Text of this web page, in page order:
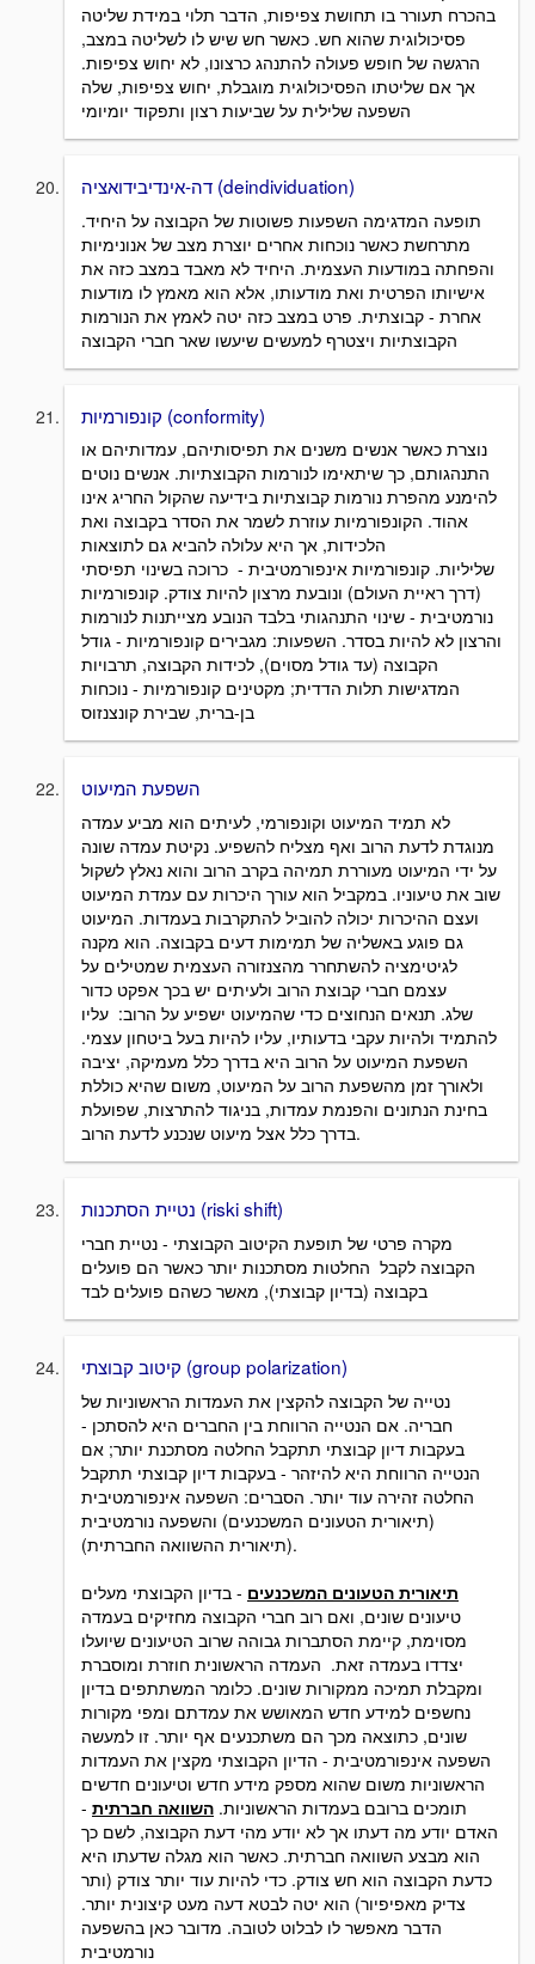
בהכרח תעורר בו תחושת צפיפות, הדבר תלוי במידת שליטה
פסיכולוגית שהוא חש. כאשר חש שיש לו לשליטה במצב,
הרגשה של חופש פעולה להתנהג כרצונו, לא יחוש צפיפות.
אך אם שליטתו הפסיכולוגית מוגבלת, יחוש צפיפות, שלה
השפעה שלילית על שביעות רצון ותפקוד יומיומי
דה-אינדיבידואציה (deindividuation)
תופעה המדגימה השפעות פשוטות של הקבוצה על היחיד.
מתרחשת כאשר נוכחות אחרים יוצרת מצב של אנונימיות
והפחתה במודעות העצמית. היחיד לא מאבד במצב כזה את
אישיותו הפרטית ואת מודעותו, אלא הוא מאמץ לו מודעות
אחרת - קבוצתית. פרט במצב כזה יטה לאמץ את הנורמות
הקבוצתיות ויצטרף למעשים שיעשו שאר חברי הקבוצה
קונפורמיות (conformity)
נוצרת כאשר אנשים משנים את תפיסותיהם, עמדותיהם או
התנהגותם, כך שיתאימו לנורמות הקבוצתיות. אנשים נוטים
להימנע מהפרת נורמות קבוצתיות בידיעה שהקול החריג אינו
אהוד. הקונפורמיות עוזרת לשמר את הסדר בקבוצה ואת
הלכידות, אך היא עלולה להביא גם לתוצאות
שליליות. קונפורמיות אינפורמטיבית - כרוכה בשינוי תפיסתי
(דרך ראיית העולם) ונובעת מרצון להיות צודק. קונפורמיות
נורמטיבית - שינוי התנהגותי בלבד הנובע מצייתנות לנורמות
והרצון לא להיות בסדר. השפעות: מגבירים קונפורמיות - גודל
הקבוצה (עד גודל מסוים), לכידות הקבוצה, תרבויות
המדגישות תלות הדדית; מקטינים קונפורמיות - נוכחות
בן-ברית, שבירת קונצנזוס
השפעת המיעוט
לא תמיד המיעוט וקונפורמי, לעיתים הוא מביע עמדה
מנוגדת לדעת הרוב ואף מצליח להשפיע. נקיטת עמדה שונה
על ידי המיעוט מעוררת תמיהה בקרב הרוב והוא נאלץ לשקול
שוב את טיעוניו. במקביל הוא עורך היכרות עם עמדת המיעוט
ועצם ההיכרות יכולה להוביל להתקרבות בעמדות. המיעוט
גם פוגע באשליה של תמימות דעים בקבוצה. הוא מקנה
לגיטימציה להשתחרר מהצנזורה העצמית שמטילים על
עצמם חברי קבוצת הרוב ולעיתים יש בכך אפקט כדור
שלג. תנאים הנחוצים כדי שהמיעוט ישפיע על הרוב: עליו
להתמיד ולהיות עקבי בדעותיו, עליו להיות בעל ביטחון עצמי.
השפעת המיעוט על הרוב היא בדרך כלל מעמיקה, יציבה
ולאורך זמן מהשפעת הרוב על המיעוט, משום שהיא כוללת
בחינת הנתונים והפנמת עמדות, בניגוד להתרצות, שפועלת
בדרך כלל אצל מיעוט שנכנע לדעת הרוב.
נטיית הסתכנות (riski shift)
מקרה פרטי של תופעת הקיטוב הקבוצתי - נטיית חברי
הקבוצה לקבל החלטות מסתכנות יותר כאשר הם פועלים
בקבוצה (בדיון קבוצתי), מאשר כשהם פועלים לבד
קיטוב קבוצתי (group polarization)
נטייה של הקבוצה להקצין את העמדות הראשוניות של
חבריה. אם הנטייה הרווחת בין החברים היא להסתכן -
בעקבות דיון קבוצתי תתקבל החלטה מסתכנת יותר; אם
הנטייה הרווחת היא להיזהר - בעקבות דיון קבוצתי תתקבל
החלטה זהירה עוד יותר. הסברים: השפעה אינפורמטיבית
(תיאורית הטעונים המשכנעים) והשפעה נורמטיבית
(תיאורית ההשוואה החברתית).
תיאורית הטעונים המשכנעים - בדיון הקבוצתי מעלים
טיעונים שונים, ואם רוב חברי הקבוצה מחזיקים בעמדה
מסוימת, קיימת הסתברות גבוהה שרוב הטיעונים שיועלו
יצדדו בעמדה זאת. העמדה הראשונית חוזרת ומוסברת
ומקבלת תמיכה ממקורות שונים. כלומר המשתתפים בדיון
נחשפים למידע חדש המאושש את עמדתם ומפי מקורות
שונים, כתוצאה מכך הם משתכנעים אף יותר. זו למעשה
השפעה אינפורמטיבית - הדיון הקבוצתי מקצין את העמדות
הראשוניות משום שהוא מספק מידע חדש וטיעונים חדשים
תומכים ברובם בעמדות הראשוניות. השוואה חברתית -
האדם יודע מה דעתו אך לא יודע מהי דעת הקבוצה, לשם כך
הוא מבצע השוואה חברתית. כאשר הוא מגלה שדעתו היא
כדעת הקבוצה הוא חש צודק. כדי להיות עוד יותר צודק (ותר
צדיק מאפיפיור) הוא יטה לבטא דעה מעט קיצונית יותר.
הדבר מאפשר לו לבלוט לטובה. מדובר כאן בהשפעה
נורמטיבית